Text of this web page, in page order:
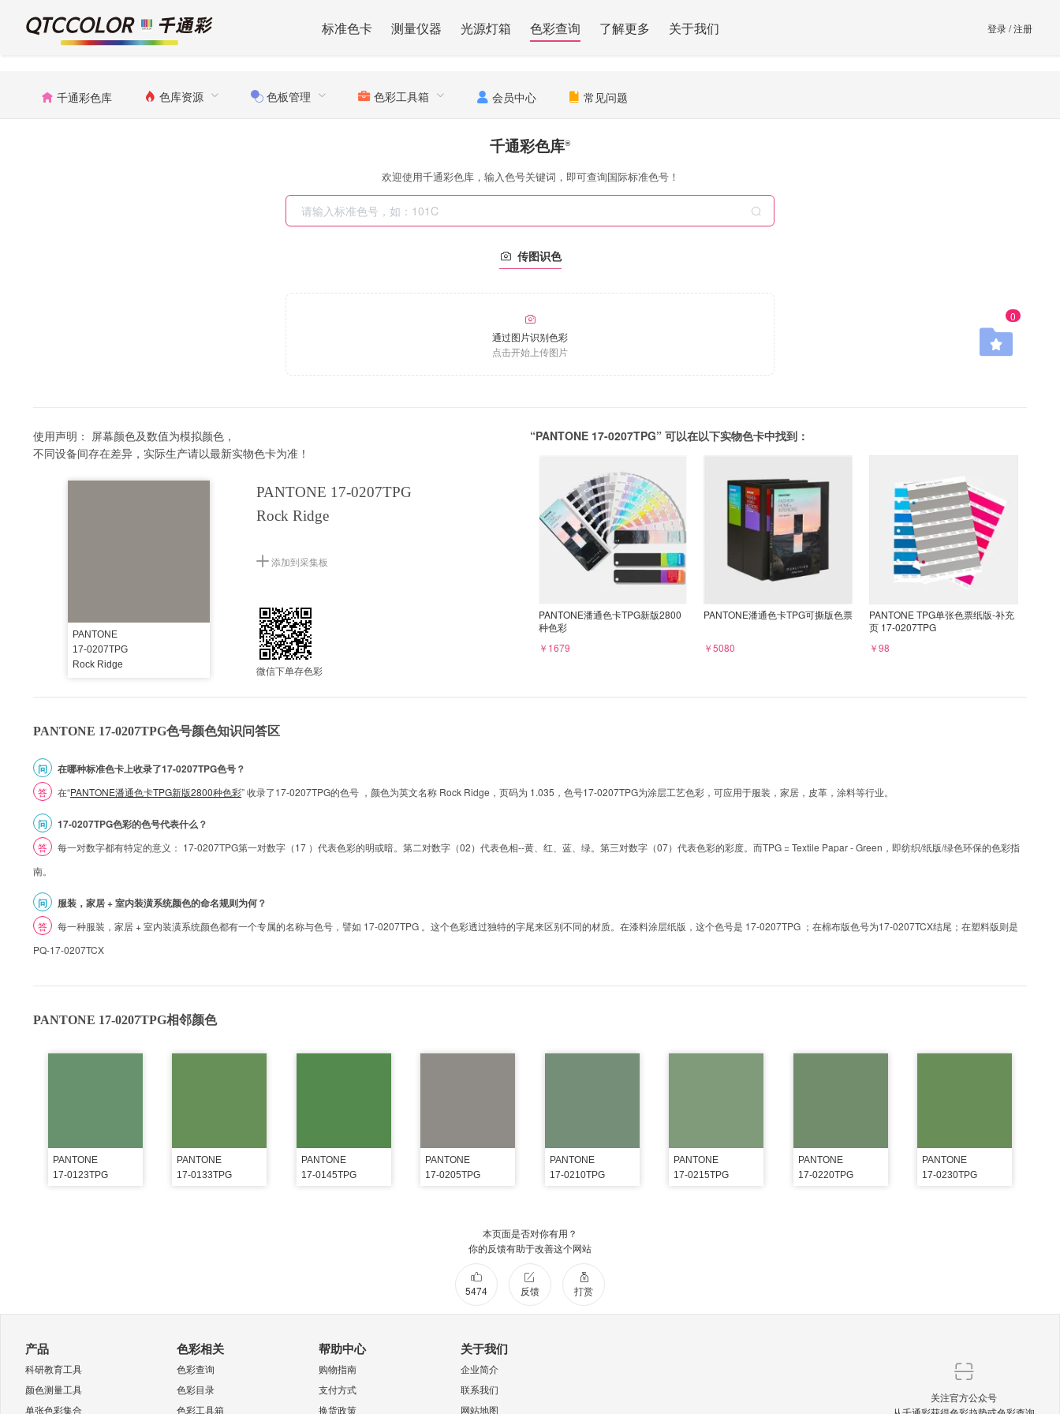
标准色卡 测量仪器 光源灯箱 色彩查询 了解更多 关于我们 登录/注册
千通彩色库 色库资源 色板管理 色彩工具箱 会员中心 常见问题
0
千通彩色库®
欢迎使用千通彩色库，输入色号关键词，即可查询国际标准色号！
传图识色
通过图片识别色彩
点击开始上传图片
使用声明： 屏幕颜色及数值为模拟颜色，
不同设备间存在差异，实际生产请以最新实物色卡为准！
PANTONE
17-0207TPG
Rock Ridge
PANTONE 17-0207TPG
Rock Ridge
添加到采集板
微信下单存色彩
“PANTONE 17-0207TPG” 可以在以下实物色卡中找到：
PANTONE潘通色卡TPG新版2800
种色彩
￥1679
PANTONE潘通色卡TPG可撕版色票
￥5080
PANTONE TPG单张色票纸版-补充
页 17-0207TPG
￥98
PANTONE 17-0207TPG色号颜色知识问答区
问 在哪种标准色卡上收录了17-0207TPG色号？
答 在“PANTONE潘通色卡TPG新版2800种色彩” 收录了17-0207TPG的色号 ，颜色为英文名称 Rock Ridge，页码为 1.035，色号17-0207TPG为涂层工艺色彩，可应用于服装，家居，皮革，涂料等行业。
问 17-0207TPG色彩的色号代表什么？
答
每一对数字都有特定的意义： 17-0207TPG第一对数字（17 ）代表色彩的明或暗。第二对数字（02）代表色相--黄、红、蓝、绿。第三对数字（07）代表色彩的彩度。而TPG = Textile Papar - Green，即纺织/纸版/绿色环保的色彩指
南。
问 服装，家居 + 室内装潢系统颜色的命名规则为何？
答
每一种服装，家居 + 室内装潢系统颜色都有一个专属的名称与色号，譬如 17-0207TPG 。这个色彩透过独特的字尾来区别不同的材质。在漆料涂层纸版，这个色号是 17-0207TPG ；在棉布版色号为17-0207TCX结尾；在塑料版则是
PQ-17-0207TCX
PANTONE 17-0207TPG相邻颜色
PANTONE
17-0123TPG
PANTONE
17-0133TPG
PANTONE
17-0145TPG
PANTONE
17-0205TPG
PANTONE
17-0210TPG
PANTONE
17-0215TPG
PANTONE
17-0220TPG
PANTONE
17-0230TPG
本页面是否对你有用？
你的反馈有助于改善这个网站
5474 反馈 打赏
产品
科研教育工具
颜色测量工具
单张色彩集合
色彩相关
色彩查询
色彩目录
色彩工具箱
帮助中心
购物指南
支付方式
换货政策
关于我们
企业简介
联系我们
网站地图
关注官方公众号